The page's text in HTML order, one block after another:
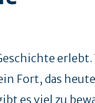
erlebt.
Fort, das
es viel zu